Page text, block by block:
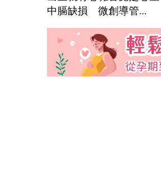
中膈缺損 微創導管...